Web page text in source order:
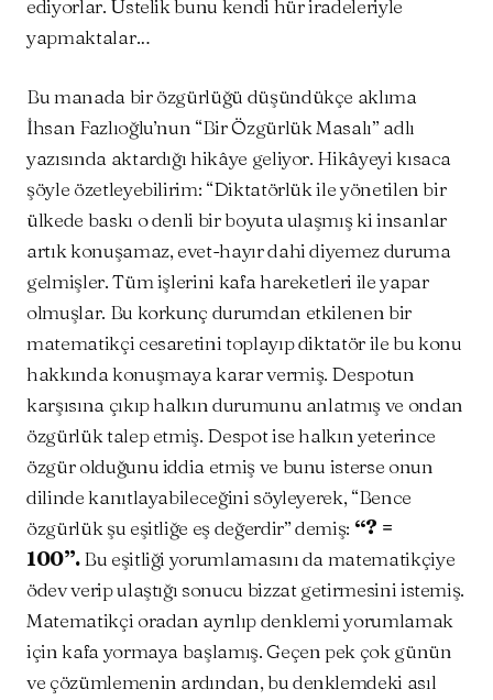
ediyorlar. Üstelik bunu kendi hür iradeleriyle
yapmaktalar…
Bu manada bir özgürlüğü düşündükçe aklıma
İhsan Fazlıoğlu’nun “Bir Özgürlük Masalı” adlı
yazısında aktardığı hikâye geliyor. Hikâyeyi kısaca
şöyle özetleyebilirim: “Diktatörlük ile yönetilen bir
ülkede baskı o denli bir boyuta ulaşmış ki insanlar
artık konuşamaz, evet-hayır dahi diyemez duruma
gelmişler. Tüm işlerini kafa hareketleri ile yapar
olmuşlar. Bu korkunç durumdan etkilenen bir
matematikçi cesaretini toplayıp diktatör ile bu konu
hakkında konuşmaya karar vermiş. Despotun
karşısına çıkıp halkın durumunu anlatmış ve ondan
özgürlük talep etmiş. Despot ise halkın yeterince
özgür olduğunu iddia etmiş ve bunu isterse onun
dilinde kanıtlayabileceğini söyleyerek, “Bence
özgürlük şu eşitliğe eş değerdir” demiş: “? =
100”.Bu eşitliği yorumlamasını da matematikçiye
ödev verip ulaştığı sonucu bizzat getirmesini istemiş.
Matematikçi oradan ayrılıp denklemi yorumlamak
için kafa yormaya başlamış. Geçen pek çok günün
ve çözümlemenin ardından, bu denklemdeki asıl